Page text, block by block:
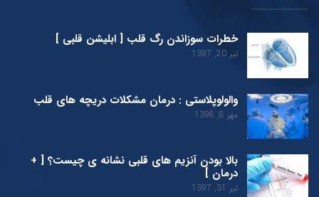
خطرات سوزاندن رگ قلب [ ابلیشن قلبی ]
تیر 20, 1397
والولوپلاستی : درمان مشکلات دریچه های قلب
مهر 8, 1398
بالا بودن آنزیم های قلبی نشانه ی چیست؟ [ +
درمان ]
تیر 31, 1397